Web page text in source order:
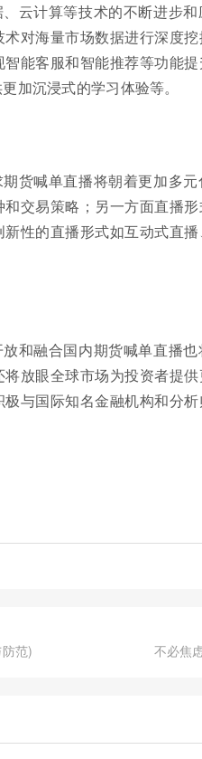
云计算等技术的不断进步
对海量市场数据进行深度
能客服和智能推荐等功能
加沉浸式的学习体验等。
货喊单直播将朝着更加多
交易策略；另一方面直播
性的直播形式如互动式直
和融合国内期货喊单直播
放眼全球市场为投资者提
与国际知名金融机构和分
范)
不必焦